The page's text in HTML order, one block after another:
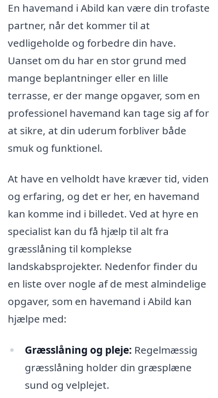
En havemand i Abild kan være din trofaste
partner, når det kommer til at
vedligeholde og forbedre din have.
Uanset om du har en stor grund med
mange beplantninger eller en lille
terrasse, er der mange opgaver, som en
professionel havemand kan tage sig af for
at sikre, at din uderum forbliver både
smuk og funktionel.
At have en velholdt have kræver tid, viden
og erfaring, og det er her, en havemand
kan komme ind i billedet. Ved at hyre en
specialist kan du få hjælp til alt fra
græsslåning til komplekse
landskabsprojekter. Nedenfor finder du
en liste over nogle af de mest almindelige
opgaver, som en havemand i Abild kan
hjælpe med:
Græsslåning og pleje: Regelmæssig
græsslåning holder din græsplæne
sund og velplejet.